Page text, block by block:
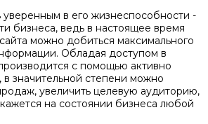
уверенным в его жизнеспособности -
бизнеса, ведь в настоящее время
можно добиться максимального
Обладая доступом в
с помощью активно
значительной степени можно
увеличить целевую аудиторию,
на состоянии бизнеса любой